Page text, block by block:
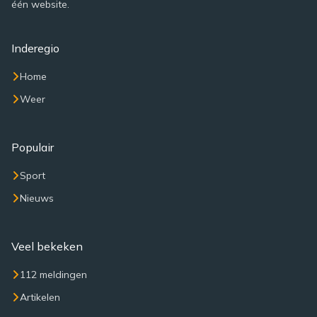
één website.
Inderegio
Home
Weer
Populair
Sport
Nieuws
Veel bekeken
112 meldingen
Artikelen